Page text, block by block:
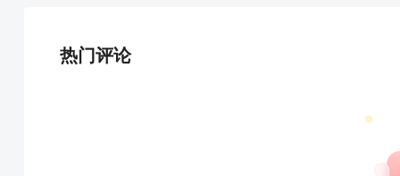
热门评论